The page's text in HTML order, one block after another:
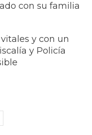
con su familia
y con un
y Policía